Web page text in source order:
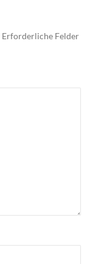
Erforderliche Felder